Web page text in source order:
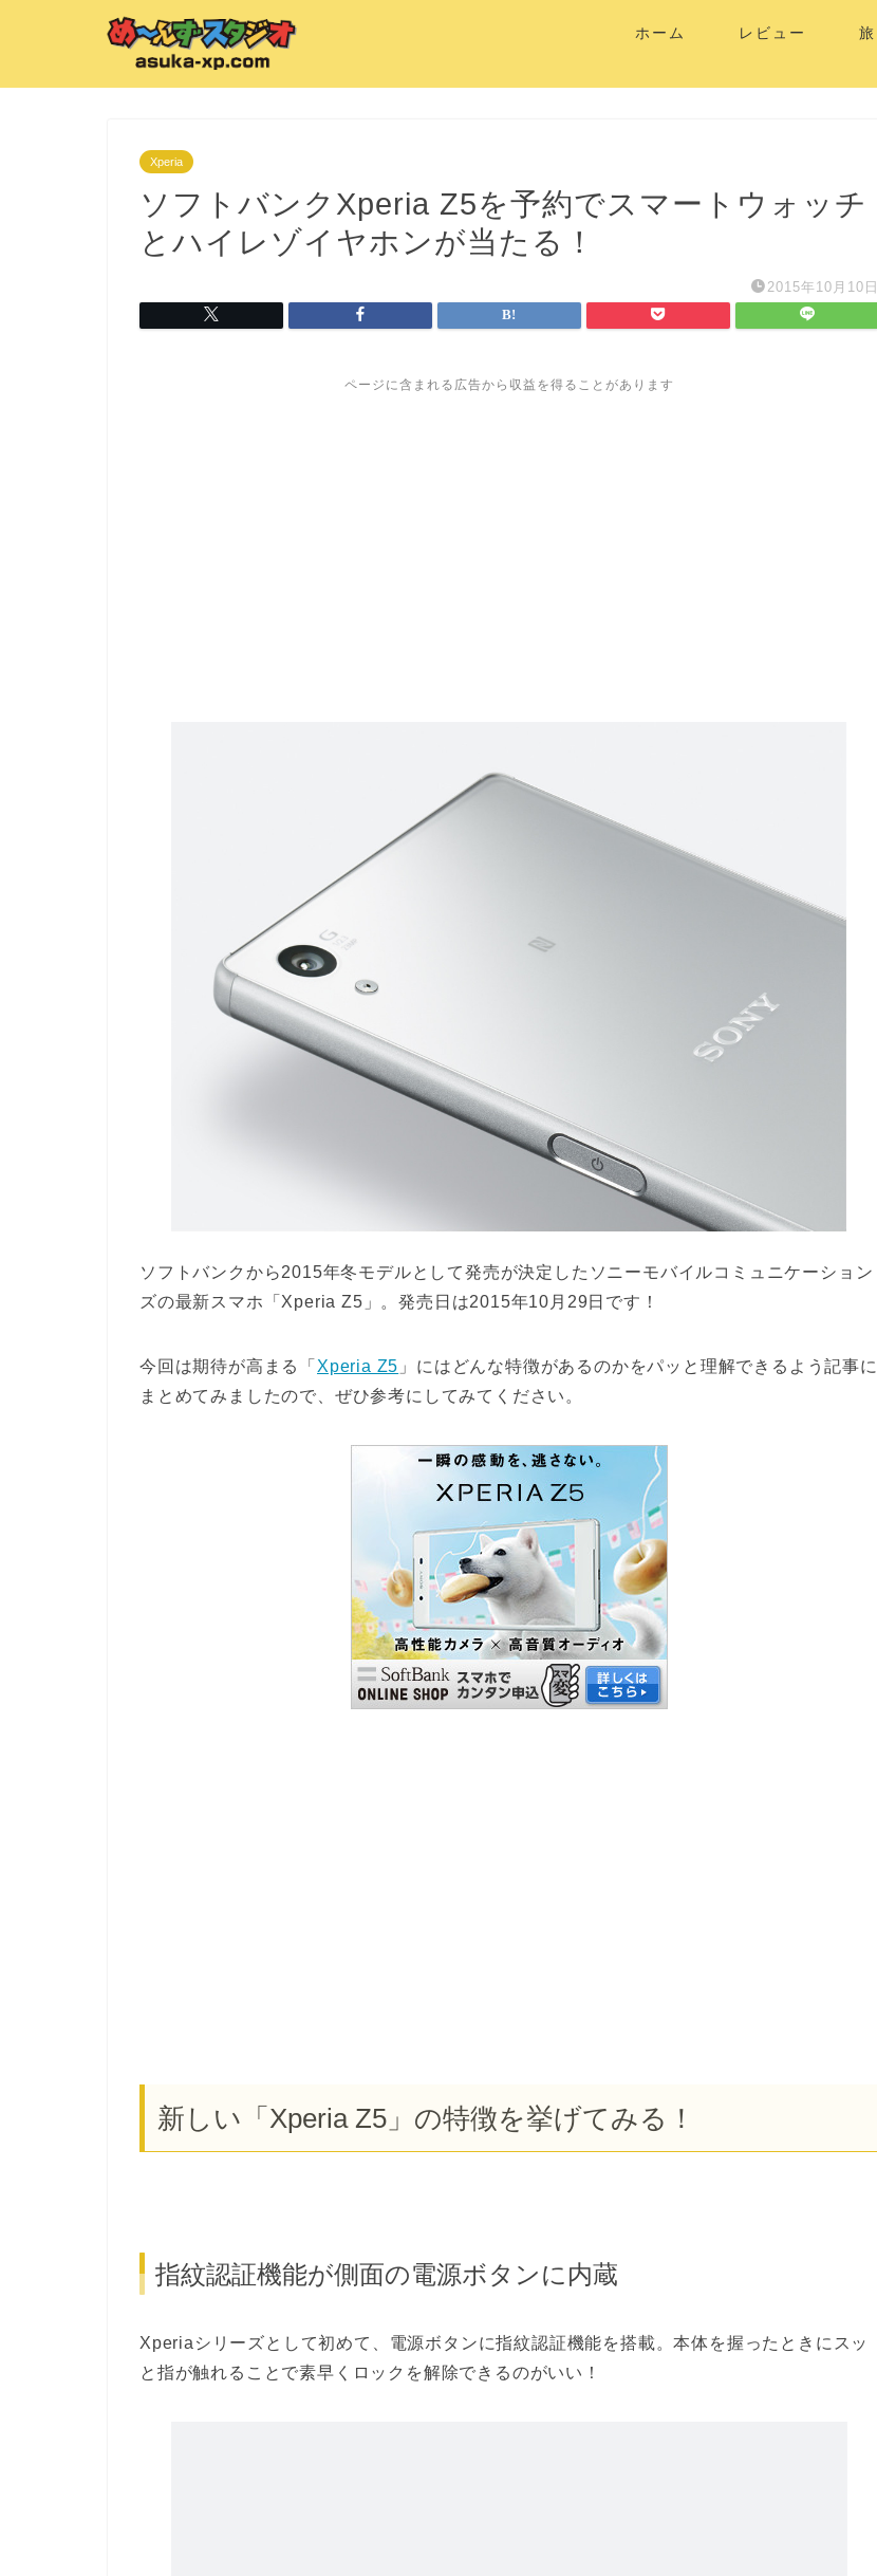
ホーム レビュー 旅
Xperia
ソフトバンクXperia Z5を予約でスマートウォッチ
とハイレゾイヤホンが当たる！
2015年10月10日
ページに含まれる広告から収益を得ることがあります
ソフトバンクから2015年冬モデルとして発売が決定したソニーモバイルコミュニケーション
ズの最新スマホ「Xperia Z5」。発売日は2015年10月29日です！
今回は期待が高まる「 Xperia Z5 」にはどんな特徴があるのかをパッと理解できるよう記事に
まとめてみましたので、ぜひ参考にしてみてください。
新しい「Xperia Z5」の特徴を挙げてみる！
指紋認証機能が側面の電源ボタンに内蔵
Xperiaシリーズとして初めて、電源ボタンに指紋認証機能を搭載。本体を握ったときにスッ
と指が触れることで素早くロックを解除できるのがいい！